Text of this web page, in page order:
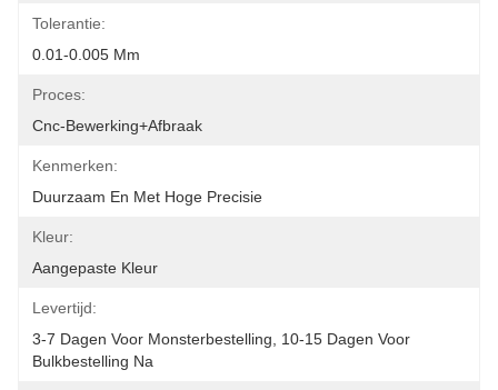
Tolerantie:
0.01-0.005 Mm
Proces:
Cnc-Bewerking+afbraak
Kenmerken:
Duurzaam En Met Hoge Precisie
Kleur:
Aangepaste Kleur
Levertijd:
3-7 Dagen Voor Monsterbestelling, 10-15 Dagen Voor
Bulkbestelling Na